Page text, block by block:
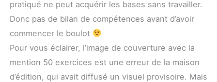
pratiqué ne peut acquérir les bases sans travailler.
Donc pas de bilan de compétences avant d’avoir
commencer le boulot
Pour vous éclairer, l’image de couverture avec la
mention 50 exercices est une erreur de la maison
d’édition, qui avait diffusé un visuel provisoire. Mais